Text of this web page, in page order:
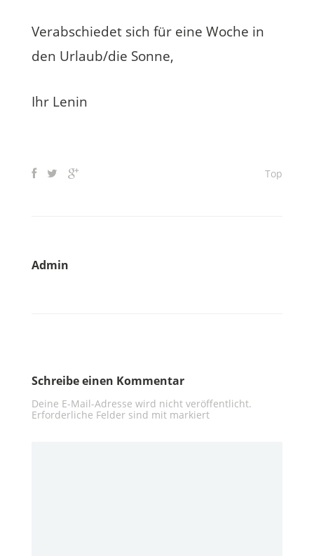
Verabschiedet sich für eine Woche in
den Urlaub/die Sonne,
Ihr Lenin
Top
Admin
Schreibe einen Kommentar
Deine E-Mail-Adresse wird nicht veröffentlicht.
Erforderliche Felder sind mit markiert